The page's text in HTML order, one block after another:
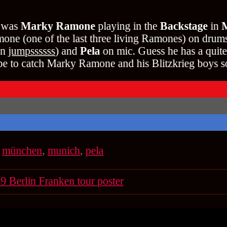
Marky Ramone playing in the Backstage in
(one of the last three living Ramones) on
jumpssssss) and Pela on mic. Guess he has a
to catch Marky Ramone and his Blitzkrieg boys
münchen, munich, pela
Berlin Franken tour poster